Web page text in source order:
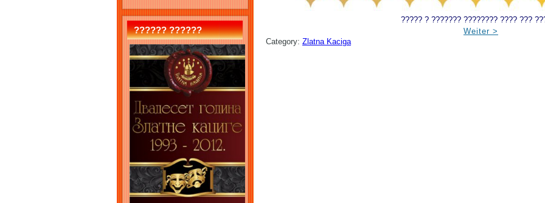
?????? ??????
????? ? ??????? ???????? ???? ???
Weiter >
Category: Zlatna Kaciga